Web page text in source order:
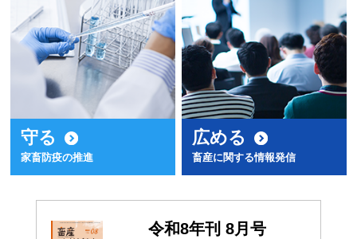
守る
家畜防疫の推進
広める
畜産に関する情報発信
令和8年刊 8月号